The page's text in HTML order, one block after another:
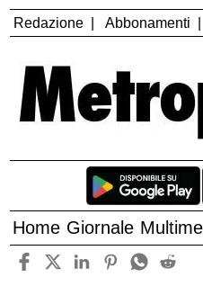
Redazione Abbonamenti
Home Giornale